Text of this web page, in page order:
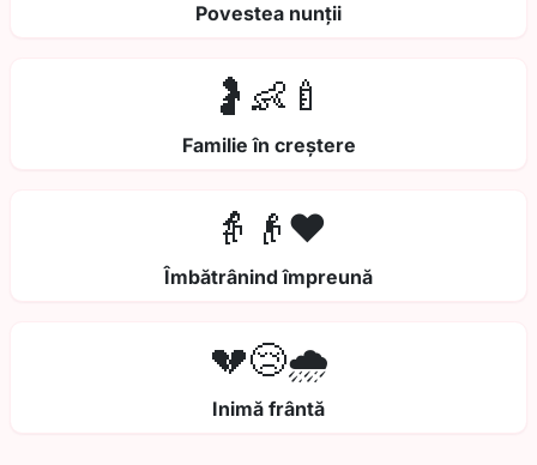
Povestea nunții
🤰👶🍼
Familie în creștere
👵👴❤️
Îmbătrânind împreună
💔😢🌧️
Inimă frântă